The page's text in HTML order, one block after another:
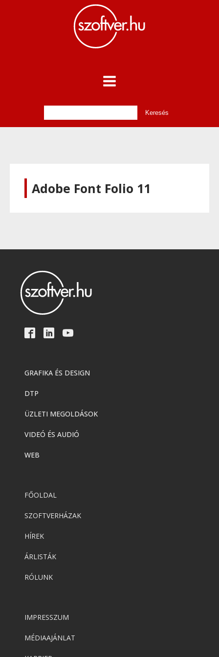
Adobe Font Folio 11
GRAFIKA ÉS DESIGN
DTP
ÜZLETI MEGOLDÁSOK
VIDEÓ ÉS AUDIÓ
WEB
FŐOLDAL
SZOFTVERHÁZAK
HÍREK
ÁRLISTÁK
RÓLUNK
IMPRESSZUM
MÉDIAAJÁNLAT